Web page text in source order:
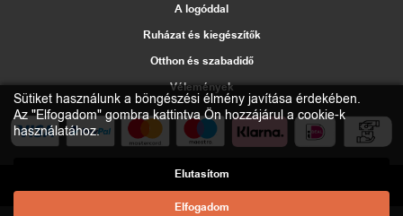
A logóddal
Ruházat és kiegészítők
Otthon és szabadidő
Vélemények
2021 Štumfi.si. Vse pravice pridržane| All rights reserved |
d.o.o.
Sütiket használunk a böngészési élmény javítása érdekében.
Az "Elfogadom" gombra kattintva Ön hozzájárul a cookie-k
használatához.
Elutasítom
Elfogadom